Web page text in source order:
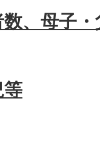
、母子
等